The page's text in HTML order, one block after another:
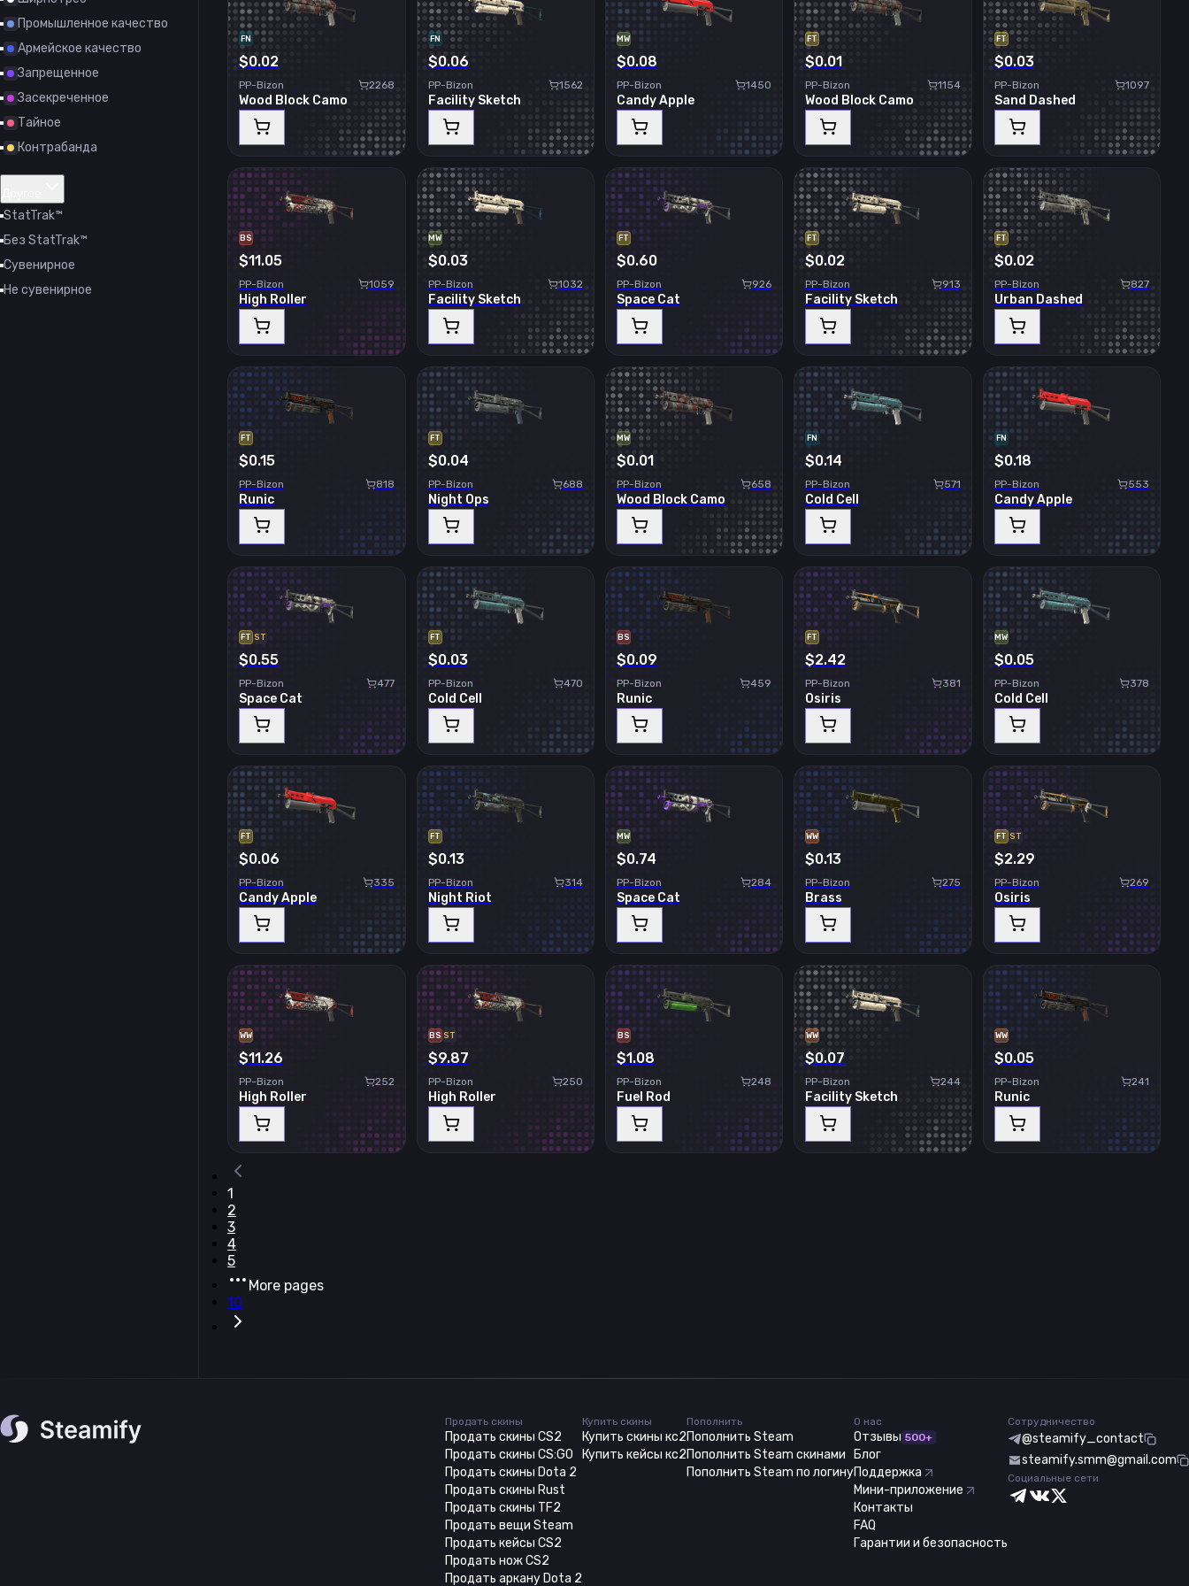
Промышленное качество
Армейское качество
Запрещенное
Засекреченное
Тайное
Контрабанда
StatTrak™
Без StatTrak™
Сувенирное
Не сувенирное
FN
$0.02
PP-Bizon 2268
Wood Block Camo
FN
$0.06
PP-Bizon 1562
Facility Sketch
MW
$0.08
PP-Bizon 1450
Candy Apple
FT
$0.01
PP-Bizon 1154
Wood Block Camo
FT
$0.03
PP-Bizon 1097
Sand Dashed
BS
$11.05
PP-Bizon 1059
High Roller
MW
$0.03
PP-Bizon 1032
Facility Sketch
FT
$0.60
PP-Bizon 926
Space Cat
FT
$0.02
PP-Bizon 913
Facility Sketch
FT
$0.02
PP-Bizon 827
Urban Dashed
FT
$0.15
PP-Bizon 818
Runic
FT
$0.04
PP-Bizon 688
Night Ops
MW
$0.01
PP-Bizon 658
Wood Block Camo
FN
$0.14
PP-Bizon 571
Cold Cell
FN
$0.18
PP-Bizon 553
Candy Apple
FT ST
$0.55
PP-Bizon 477
Space Cat
FT
$0.03
PP-Bizon 470
Cold Cell
BS
$0.09
PP-Bizon 459
Runic
FT
$2.42
PP-Bizon 381
Osiris
MW
$0.05
PP-Bizon 378
Cold Cell
FT
$0.06
PP-Bizon 335
Candy Apple
FT
$0.13
PP-Bizon 314
Night Riot
MW
$0.74
PP-Bizon 284
Space Cat
WW
$0.13
PP-Bizon 275
Brass
FT ST
$2.29
PP-Bizon 269
Osiris
WW
$11.26
PP-Bizon 252
High Roller
BS ST
$9.87
PP-Bizon 250
High Roller
BS
$1.08
PP-Bizon 248
Fuel Rod
WW
$0.07
PP-Bizon 244
Facility Sketch
WW
$0.05
PP-Bizon 241
Runic
1
2
3
4
5
More pages
10
Продать скины
Продать скины CS2
Продать скины CS:GO
Продать скины Dota 2
Продать скины Rust
Продать скины TF2
Продать вещи Steam
Продать кейсы CS2
Продать нож CS2
Продать аркану Dota 2
Купить скины
Купить скины кс2
Купить кейсы кс2
Пополнить
Пополнить Steam
Пополнить Steam скинами
Пополнить Steam по логину
О нас
Отзывы 500+
Блог
Поддержка
Мини-приложение
Контакты
FAQ
Гарантии и безопасность
Сотрудничество
@steamify_contact
steamify.smm@gmail.com
Социальные сети